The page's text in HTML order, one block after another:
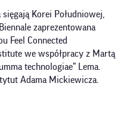
Korei Południowej,
zaprezentowana
Feel Connected
we współpracy z Martą
technologiae” Lema.
Adama Mickiewicza.